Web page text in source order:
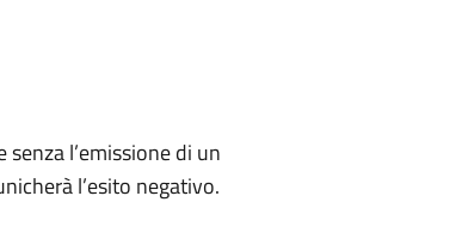
l’emissione di un
l’esito negativo.